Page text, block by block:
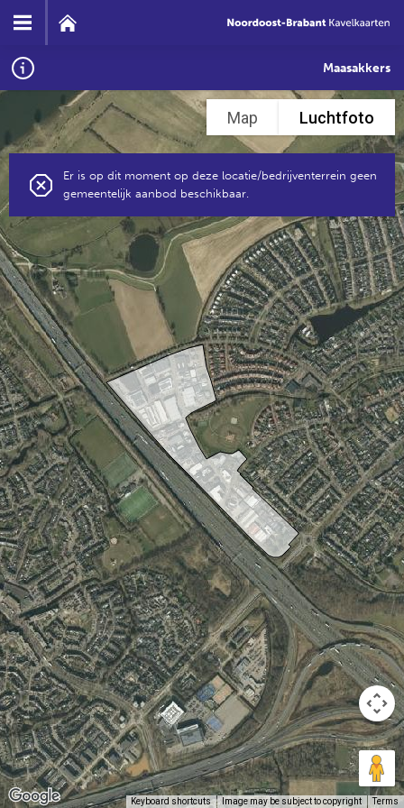
Map Luchtfoto
Keyboard shortcuts Image may be subject to copyright Terms
Er is op dit moment op deze locatie/bedrijventerrein geen
gemeentelijk aanbod beschikbaar.
Maasakkers